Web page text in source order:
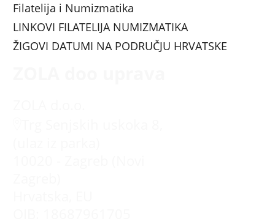
Filatelija i Numizmatika
LINKOVI FILATELIJA NUMIZMATIKA
ŽIGOVI DATUMI NA PODRUČJU HRVATSKE